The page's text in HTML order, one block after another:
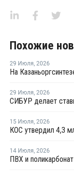
Похожие
29 Июля, 2026
29 Июля, 2026
15 Июля, 2026
КОС утвердил 4,3
14 Июля, 2026